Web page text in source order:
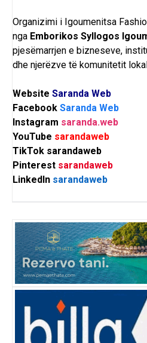
Organizimi i Igoumenitsa
nga Emborikos Syllogos
pjesëmarrjen e bizneseve,
dhe njerëzve të komunitetit
Website Saranda Web
Facebook Saranda Web
Instagram saranda.web
YouTube sarandaweb
TikTok sarandaweb
Pinterest sarandaweb
LinkedIn sarandaweb